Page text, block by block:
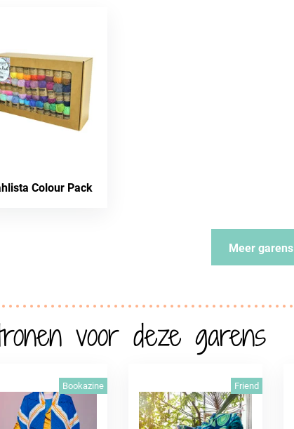
Colour Pack
Meer garens
voor deze garens
Bookazine Friend